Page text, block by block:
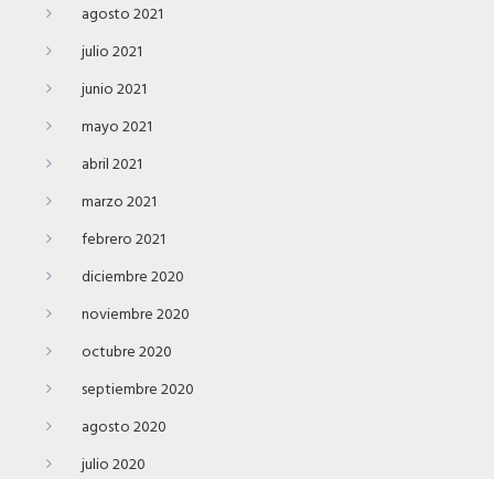
agosto 2021
julio 2021
junio 2021
mayo 2021
abril 2021
marzo 2021
febrero 2021
diciembre 2020
noviembre 2020
octubre 2020
septiembre 2020
agosto 2020
julio 2020